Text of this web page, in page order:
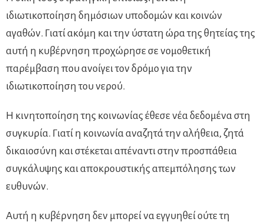
ιδιωτικοποίηση δημόσιων υποδομών και κοινών
αγαθών. Γιατί ακόμη και την ύστατη ώρα της θητείας της
αυτή η κυβέρνηση προχώρησε σε νομοθετική
παρέμβαση που ανοίγει τον δρόμο για την
ιδιωτικοποίηση του νερού.
Η κινητοποίηση της κοινωνίας έθεσε νέα δεδομένα στη
συγκυρία. Γιατί η κοινωνία αναζητά την αλήθεια, ζητά
δικαιοσύνη και στέκεται απέναντι στην προσπάθεια
συγκάλυψης και αποκρουστικής απεμπόλησης των
ευθυνών.
Αυτή η κυβέρνηση δεν μπορεί να εγγυηθεί ούτε τη